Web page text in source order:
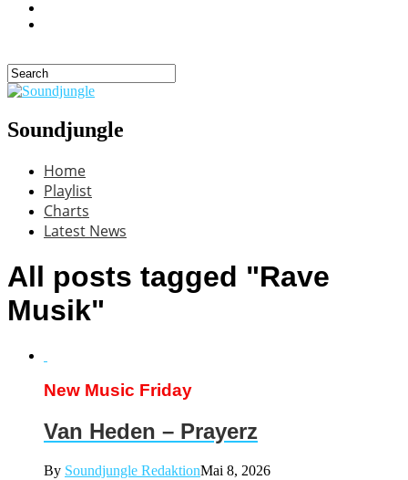
Soundjungle
Home
Playlist
Charts
Latest News
All posts tagged "Rave
Musik"
New Music Friday
Van Heden – Prayerz
By Soundjungle RedaktionMai 8, 2026